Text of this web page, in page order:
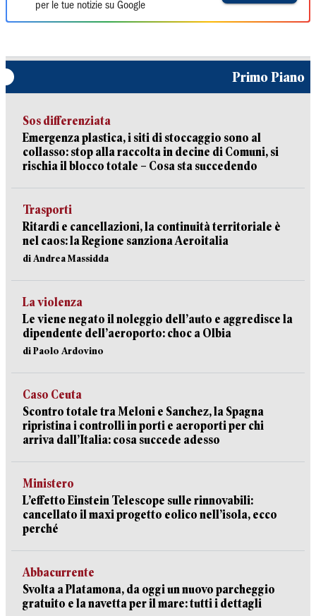
per le tue notizie su Google
Primo Piano
Sos differenziata
Emergenza plastica, i siti di stoccaggio sono al
collasso: stop alla raccolta in decine di Comuni, si
rischia il blocco totale – Cosa sta succedendo
Trasporti
Ritardi e cancellazioni, la continuità territoriale è
nel caos: la Regione sanziona Aeroitalia
di Andrea Massidda
La violenza
Le viene negato il noleggio dell’auto e aggredisce la
dipendente dell’aeroporto: choc a Olbia
di Paolo Ardovino
Caso Ceuta
Scontro totale tra Meloni e Sanchez, la Spagna
ripristina i controlli in porti e aeroporti per chi
arriva dall’Italia: cosa succede adesso
Ministero
L’effetto Einstein Telescope sulle rinnovabili:
cancellato il maxi progetto eolico nell’isola, ecco
perché
Abbacurrente
Svolta a Platamona, da oggi un nuovo parcheggio
gratuito e la navetta per il mare: tutti i dettagli